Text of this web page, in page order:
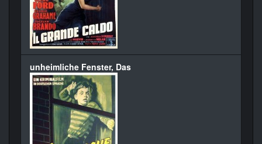
unheimliche Fenster, Das